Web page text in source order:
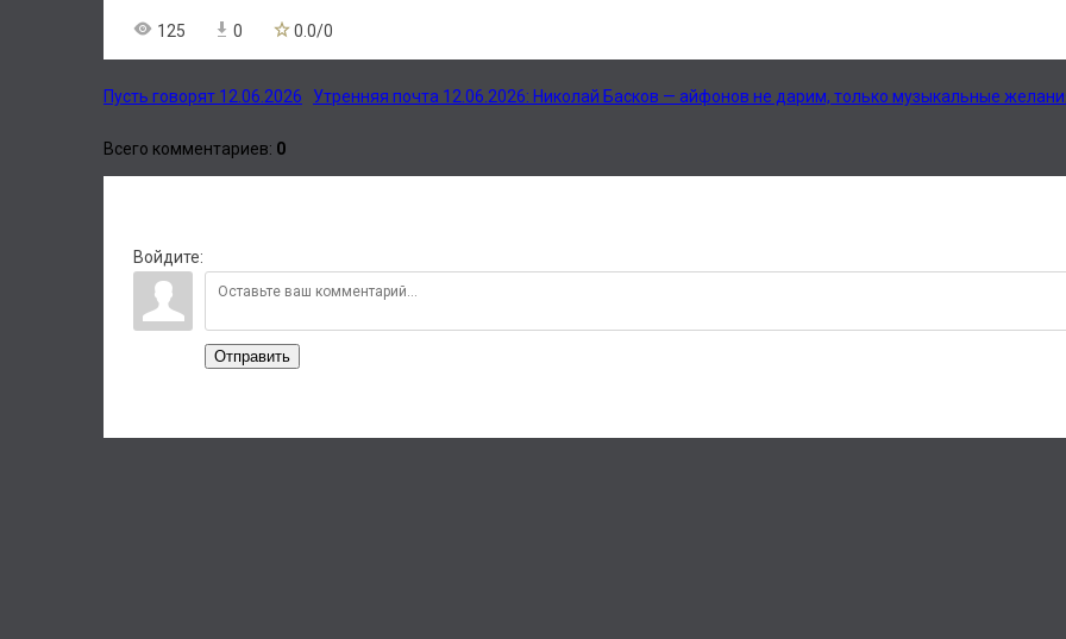
125 0 0.0/0
Пусть говорят 12.06.2026 Утренняя почта 12.06.2026: Николай Басков — айфонов не дарим, только музыкальные
Всего комментариев: 0
Войдите:
Отправить